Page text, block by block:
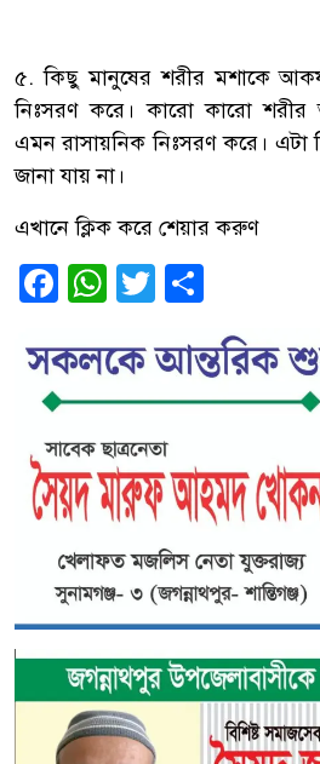
৫. কিছু মানুষের শরীর মশাকে
নিঃসরণ করে। কারো কারো শরীর
এমন রাসায়নিক নিঃসরণ করে। এটা
জানা যায় না।
এখানে ক্লিক করে শেয়ার করুণ
Facebook
WhatsApp
Twitter